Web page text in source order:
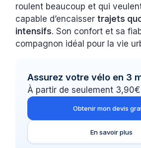
roulent beaucoup et qui
capable d’encaissertrajets
intensifs. Son confort et sa
compagnon idéal pour la vie
Assurez votre vélo en 3
À partir de seulement
Obtenir mon devis
En savoir plus